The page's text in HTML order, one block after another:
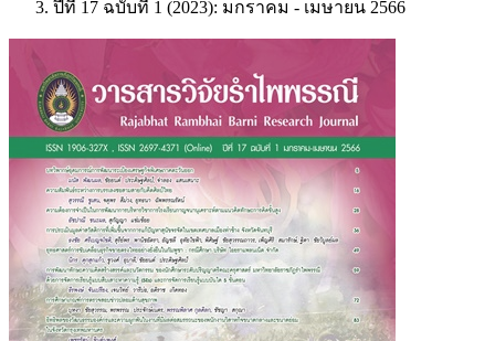
ปีที่ 17 ฉบับที่ 1 (2023): มกราคม - เมษายน 2566